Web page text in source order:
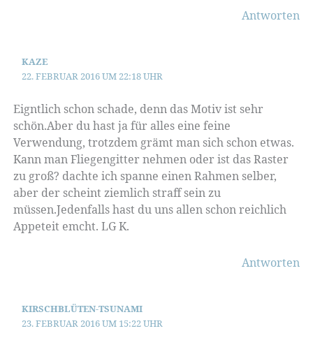
Antworten
KAZE
22. FEBRUAR 2016 UM 22:18 UHR
Eigntlich schon schade, denn das Motiv ist sehr
schön.Aber du hast ja für alles eine feine
Verwendung, trotzdem grämt man sich schon etwas.
Kann man Fliegengitter nehmen oder ist das Raster
zu groß? dachte ich spanne einen Rahmen selber,
aber der scheint ziemlich straff sein zu
müssen.Jedenfalls hast du uns allen schon reichlich
Appeteit emcht. LG K.
Antworten
KIRSCHBLÜTEN-TSUNAMI
23. FEBRUAR 2016 UM 15:22 UHR